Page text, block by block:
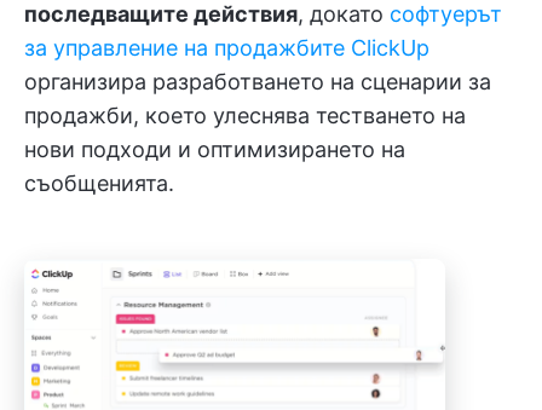
последващите действия, докато софтуерът
за управление на продажбите ClickUp
организира разработването на сценарии за
продажби, което улеснява тестването на
нови подходи и оптимизирането на
съобщенията.